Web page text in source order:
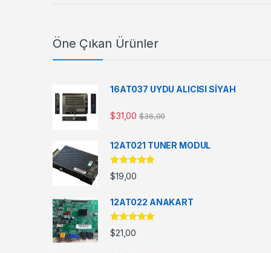
Öne Çıkan Ürünler
16AT037 UYDU ALICISI SİYAH
$31,00 $36,00
12AT021 TUNER MODUL
5 üzerinden
5.00oy aldı
$19,00
12AT022 ANAKART
5 üzerinden
5.00oy aldı
$21,00